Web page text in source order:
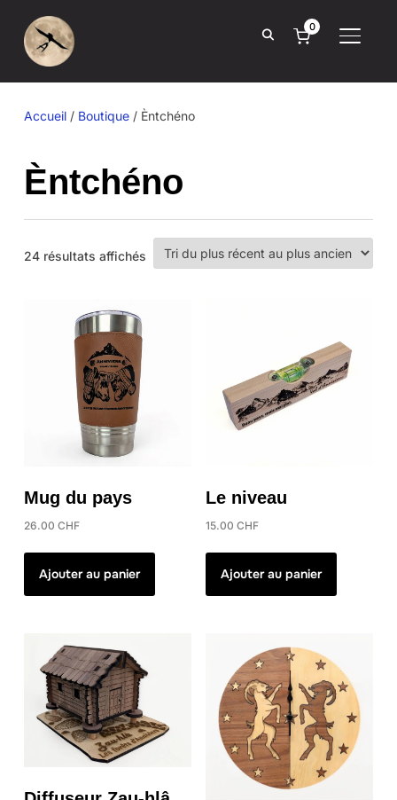
0
Accueil/ Boutique/ Èntchéno
Èntchéno
24 résultats affichésTrié
Mug du pays
26.00 CHF
Ajouter au panier
Le niveau
15.00 CHF
Ajouter au panier